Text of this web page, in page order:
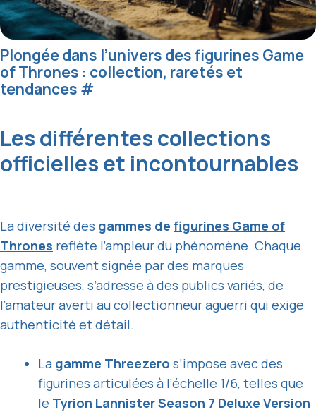
Plongée dans l’univers des figurines Game
of Thrones : collection, raretés et
tendances #
Les différentes collections
officielles et incontournables
La diversité des gammes de figurines Game of
Thrones reflète l’ampleur du phénomène. Chaque
gamme, souvent signée par des marques
prestigieuses, s’adresse à des publics variés, de
l’amateur averti au collectionneur aguerri qui exige
authenticité et détail.
La gamme Threezero s’impose avec des
figurines articulées à l’échelle 1/6, telles que
le Tyrion Lannister Season 7 Deluxe Version